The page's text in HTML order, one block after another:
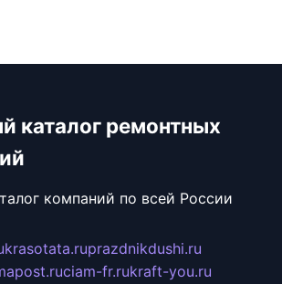
каталог ремонтных
компаний по всей России
krasotata.ruprazdnikdushi.ru
ciam-fr.rukraft-you.ru